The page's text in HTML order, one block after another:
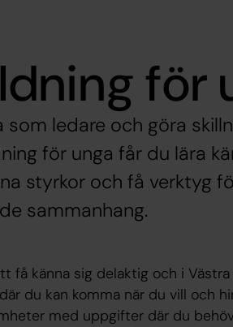
för
som ledare och göra
för unga får du lära
styrkor och få verktyg
sammanhang.
få känna sig delaktig och i
du kan komma när du vill och
med uppgifter där du